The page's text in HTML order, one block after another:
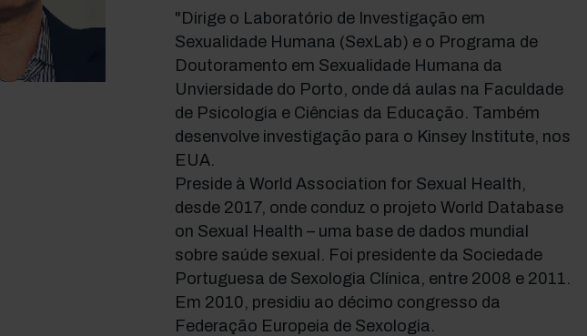
"Dirige o Laboratório de Investigação em
Sexualidade Humana (SexLab) e o Programa de
Doutoramento em Sexualidade Humana da
Unviersidade do Porto, onde dá aulas na Faculdade
de Psicologia e Ciências da Educação. Também
desenvolve investigação para o Kinsey Institute, nos
EUA.
Preside à World Association for Sexual Health,
desde 2017, onde conduz o projeto World Database
on Sexual Health – uma base de dados mundial
sobre saúde sexual. Foi presidente da Sociedade
Portuguesa de Sexologia Clínica, entre 2008 e 2011.
Em 2010, presidiu ao décimo congresso da
Federação Europeia de Sexologia.